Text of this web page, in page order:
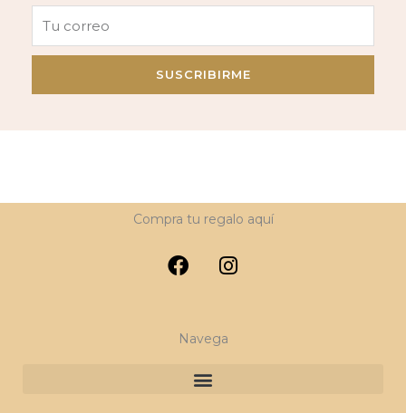
SUSCRIBIRME
Compra tu regalo aquí
F
a
b
I
n
a
Navega